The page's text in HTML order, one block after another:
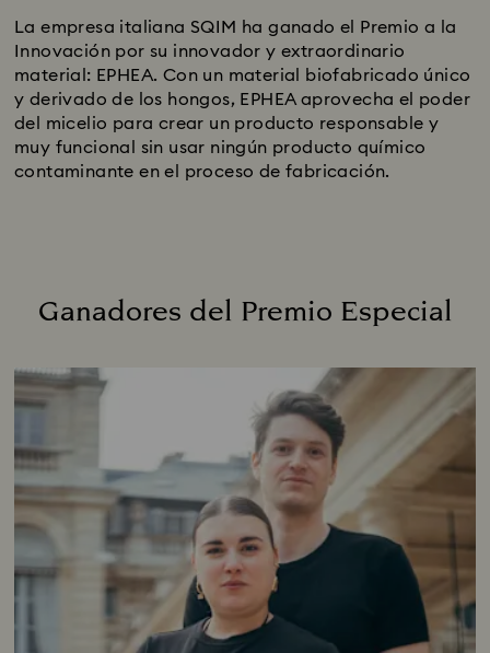
La empresa italiana SQIM ha ganado el Premio a la
Innovación por su innovador y extraordinario
material: EPHEA. Con un material biofabricado único
y derivado de los hongos, EPHEA aprovecha el poder
del micelio para crear un producto responsable y
muy funcional sin usar ningún producto químico
contaminante en el proceso de fabricación.
Ganadores del Premio Especial